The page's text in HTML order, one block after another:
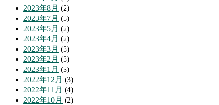
2023年8月 (2)
2023年7月 (3)
2023年5月 (2)
2023年4月 (2)
2023年3月 (3)
2023年2月 (3)
2023年1月 (3)
2022年12月 (3)
2022年11月 (4)
2022年10月 (2)